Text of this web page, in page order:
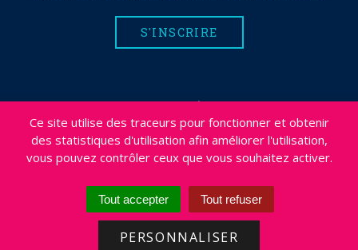
Ce site utilise des traceurs pour fonctionner et obtenir
des statistiques d'utilisation afin améliorer l'utilisation,
vous pouvez contrôler ceux que vous souhaitez activer.
Tout accepter Tout refuser
PERSONNALISER
S'INSCRIRE
MENTIONS LÉGALES
PLAN DU SITE
CRÉDITS
PROJETS
DÉSABONNEMENT NEWSLETTER
ACCESSIBILITÉ : NON CONFORME